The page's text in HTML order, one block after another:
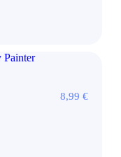
8,99 €